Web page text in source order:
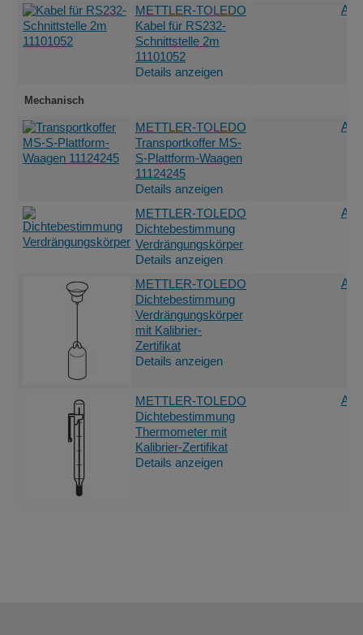
METTLER-TOLEDO
Kabel für RS232-
Schnittstelle 2m
11101052
Details anzeigen
Mechanisch
METTLER-TOLEDO
Transportkoffer MS-
S-Plattform-Waagen
11124245
Details anzeigen
METTLER-TOLEDO
Dichtebestimmung
Verdrängungskörper
Details anzeigen
METTLER-TOLEDO
Dichtebestimmung
Verdrängungskörper
mit Kalibrier-
Zertifikat
Details anzeigen
METTLER-TOLEDO
Dichtebestimmung
Thermometer mit
Kalibrier-Zertifikat
Details anzeigen